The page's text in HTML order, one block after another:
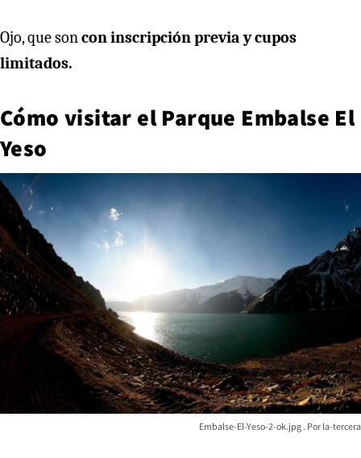
Ojo, que soncon inscripción previa y cupos
limitados.
Cómo visitar el Parque Embalse El
Yeso
Embalse-El-Yeso-2-ok.jpg la-tercera